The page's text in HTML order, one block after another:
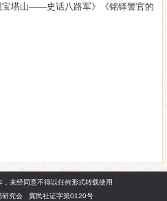
塔山——史话八路军》《铭铎警官的
未经同意不得以任何形式转载使用
研究会 冀民社证字第0120号